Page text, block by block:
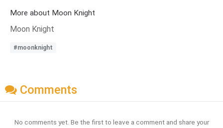
More about Moon Knight
Moon Knight
#moonknight
Comments
No comments yet. Be the first to leave a comment and share your